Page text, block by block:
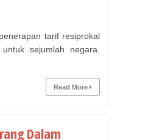
tarif resiprokal
sejumlah negara.
Read More
Dalam